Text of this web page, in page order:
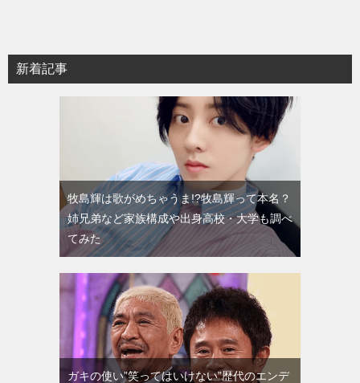
新着記事
牧島輝は歌がめちゃうま!?牧島輝って本名？
姉兄弟など家族構成や出身高校・大学も調べ
てみた
ガキの使い”笑ってはいけない”歴代のエンデ